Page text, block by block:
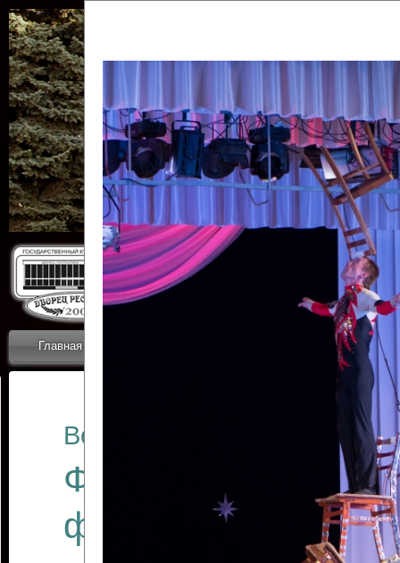
Главная Новости
ОТЧЕТЫ ГКЦ
Все отчеты
Финал
фестиваля